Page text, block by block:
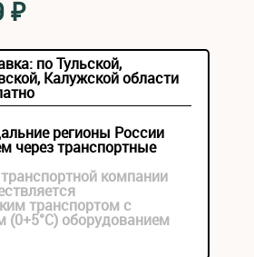
₽
по Тульской,
Калужской области
регионы России
через транспортные
компании
транспортом с
(0+5°С) оборудованием